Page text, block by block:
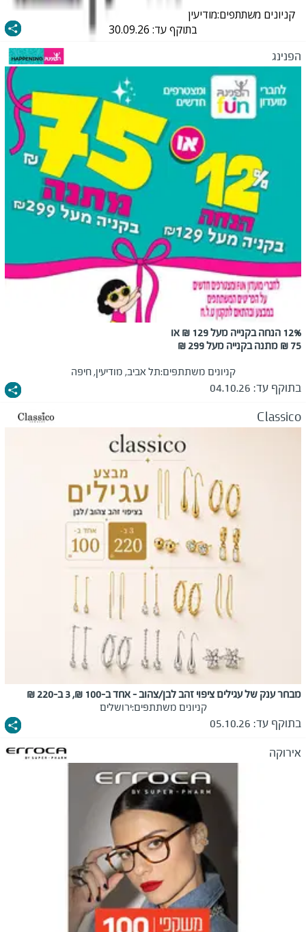
קניונים משתתפים:מודיעין
בתוקף עד: 30.09.26
הפנינג
12% הנחה בקנייה מעל 129 ₪ או
75 ₪ מתנה בקנייה מעל 299 ₪
קניונים משתתפים:תל אביב, מודיעין, חיפה
בתוקף עד: 04.10.26
Classico
מבחר ענק של עגילים ציפוי זהב לבן/צהוב - אחד ב-100 ₪, 3 ב-220 ₪
קניונים משתתפים:ירושלים
בתוקף עד: 05.10.26
אירוקה